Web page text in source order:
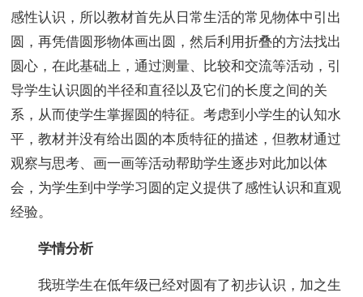
感性认识，所以教材首先从日常生活的常见物体中引出
圆，再凭借圆形物体画出圆，然后利用折叠的方法找出
圆心，在此基础上，通过测量、比较和交流等活动，引
导学生认识圆的半径和直径以及它们的长度之间的关
系，从而使学生掌握圆的特征。考虑到小学生的认知水
平，教材并没有给出圆的本质特征的描述，但教材通过
观察与思考、画一画等活动帮助学生逐步对此加以体
会，为学生到中学学习圆的定义提供了感性认识和直观
经验。
学情分析
我班学生在低年级已经对圆有了初步认识，加之生